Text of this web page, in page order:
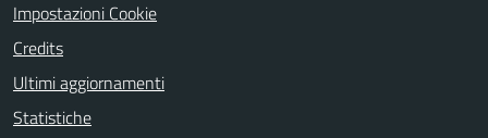
Impostazioni Cookie
Credits
Ultimi aggiornamenti
Statistiche